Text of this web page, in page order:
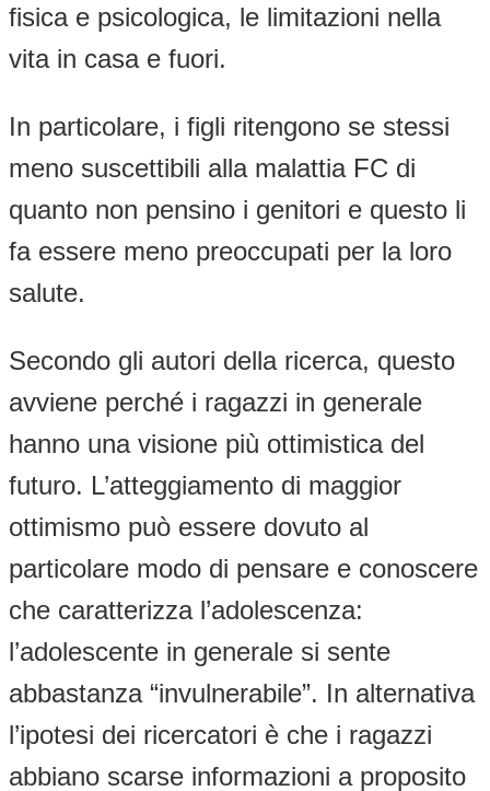
fisica e psicologica, le limitazioni nella
vita in casa e fuori.
In particolare, i figli ritengono se stessi
meno suscettibili alla malattia FC di
quanto non pensino i genitori e questo li
fa essere meno preoccupati per la loro
salute.
Secondo gli autori della ricerca, questo
avviene perché i ragazzi in generale
hanno una visione più ottimistica del
futuro. L’atteggiamento di maggior
ottimismo può essere dovuto al
particolare modo di pensare e conoscere
che caratterizza l’adolescenza:
l’adolescente in generale si sente
abbastanza “invulnerabile”. In alternativa
l’ipotesi dei ricercatori è che i ragazzi
abbiano scarse informazioni a proposito